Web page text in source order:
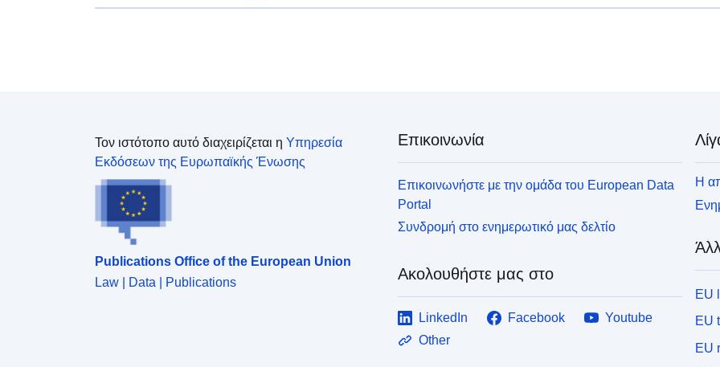
Τον ιστότοπο αυτό διαχειρίζεται η Υπηρεσία
Εκδόσεων της Ευρωπαϊκής Ένωσης
Publications Office of the European Union
Law | Data | Publications
Επικοινωνία
Επικοινωνήστε με την ομάδα του European Data
Portal
Συνδρομή στο ενημερωτικό μας δελτίο
Ακολουθήστε μας στο
LinkedIn Facebook
Youtube
Other
Η
EU
EU
EU